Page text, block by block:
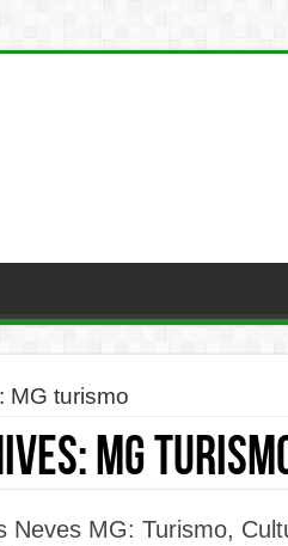
MG turismo
MG
Neves MG: Turismo,